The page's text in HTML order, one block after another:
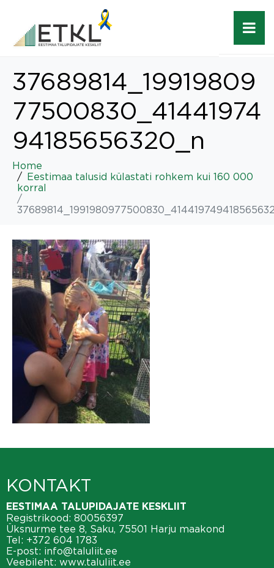
37689814_19919809
77500830_41441974
94185656320_n
Home
Eestimaa talusid külastati rohkem kui 160 000
korral
KONTAKT
EESTIMAA TALUPIDAJATE KESKLIIT
Registrikood: 80056397
Üksnurme tee 8, Saku, 75501 Harju maakond
Tel: +372 604 1783
E-post: info@taluliit.ee
Veebileht: www.taluliit.ee